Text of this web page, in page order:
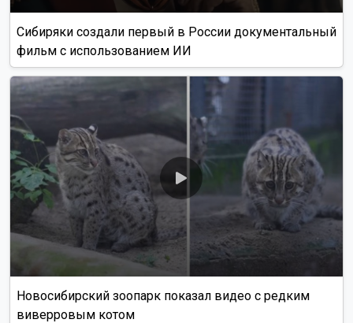
Сибиряки создали первый в России документальный
фильм с использованием ИИ
Новосибирский зоопарк показал видео с редким
виверровым котом